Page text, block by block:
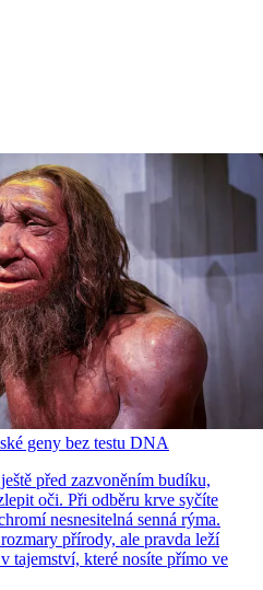
geny bez testu DNA
před zazvoněním budíku,
oči. Při odběru krve syčíte
nesnesitelná senná rýma.
přírody, ale pravda leží
tajemství, které nosíte přímo ve